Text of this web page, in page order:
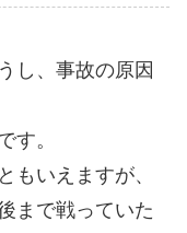
し、事故の原因
す。
もいえますが、
まで戦っていた